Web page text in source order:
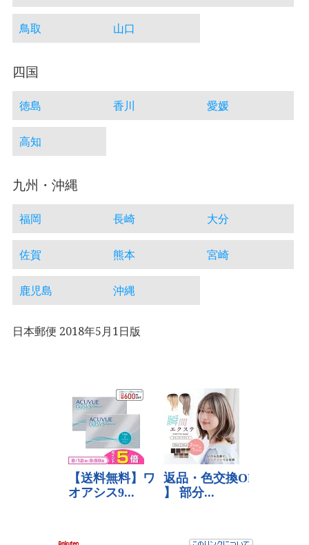
鳥取 山口
四国
徳島 香川 愛媛
高知
九州・沖縄
福岡 長崎 大分
佐賀 熊本 宮崎
鹿児島 沖縄
日本郵便 2018年5月1日版